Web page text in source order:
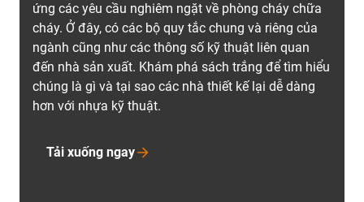
ứng các yêu cầu nghiêm ngặt về phòng cháy chữa
cháy. Ở đây, có các bộ quy tắc chung và riêng của
ngành cũng như các thông số kỹ thuật liên quan
đến nhà sản xuất. Khám phá sách trắng để tìm hiểu
chúng là gì và tại sao các nhà thiết kế lại dễ dàng
hơn với nhựa kỹ thuật.
Tải xuống ngay